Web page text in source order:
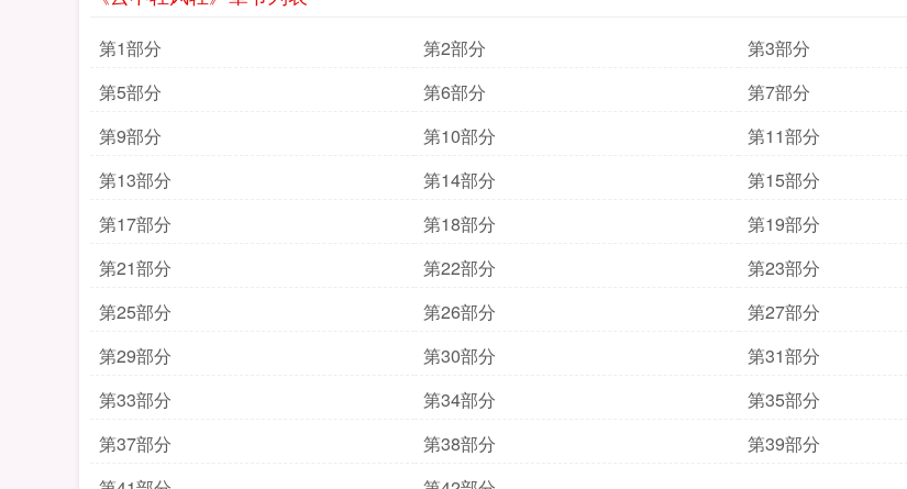
第1部分 第2部分 第3部分
第5部分
第6部分 第7部分
第9部分
第10部分 第11部分
第13部分
第14部分 第15部分
第17部分
第18部分 第19部分
第21部分
第22部分 第23部分
第25部分
第26部分 第27部分
第29部分
第30部分 第31部分
第33部分
第34部分 第35部分
第37部分
第38部分 第39部分